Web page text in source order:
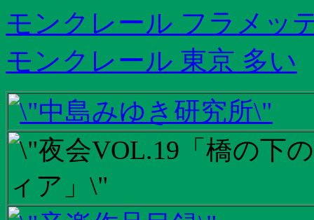
モンクレール フラメッ
モンクレール 東京 多い